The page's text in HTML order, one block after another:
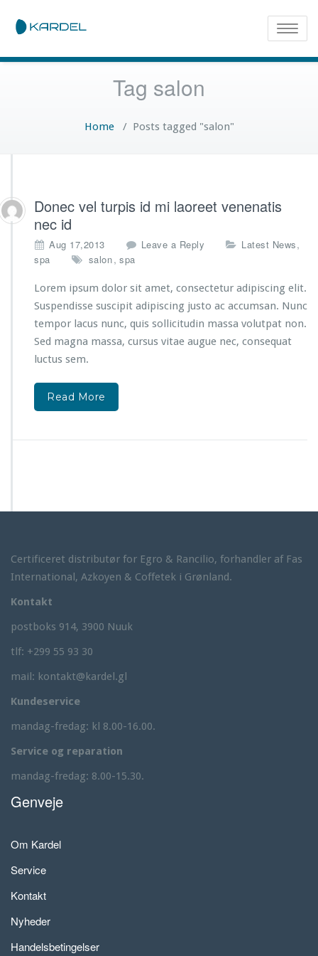
Toggle
Tag salon
Home/ Posts tagged "salon"
Donec vel turpis id mi laoreet venenatis
nec id
Aug 17,2013 Leave a Reply Latest News,
spa salon, spa
Lorem ipsum dolor sit amet, consectetur adipiscing elit.
Suspendisse suscipit adipiscing justo ac accumsan. Nunc
tempor lacus nunc, quis sollicitudin massa volutpat non.
Sed magna massa, cursus vitae augue nec, consequat
luctus sem.
Read More
Certificeret distributør for Egro & Rancilio, forhandler af Fas
International, Azkoyen & Coffetek i Grønland.
Kontakt
postboks 914, 3900 Nuuk
tlf: +299 55 93 30
mail: kontakt@kardel.gl
Kundeservice
mandag-fredag: kl 8.00-16.00.
Service og reparation
mandag-fredag: 8.00-15.30.
Genveje
Om Kardel
Service
Kontakt
Nyheder
Handelsbetingelser